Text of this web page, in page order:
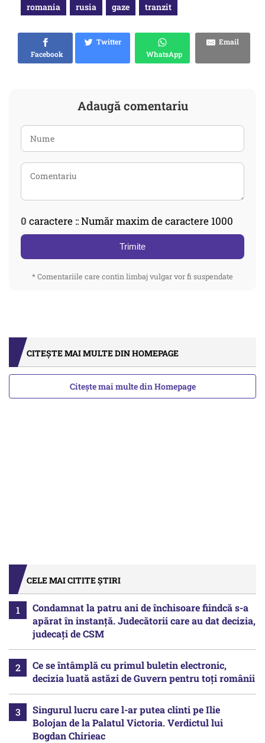
romania rusia gaze tranzit
Facebook
Twitter
WhatsApp
Email
Adaugă comentariu
0 caractere :: Număr maxim de caractere 1000
Trimite
* Comentariile care contin limbaj vulgar vor fi suspendate
CITEȘTE MAI MULTE DIN HOMEPAGE
Citește mai multe din Homepage
CELE MAI CITITE ȘTIRI
Condamnat la patru ani de închisoare fiindcă s-a
apărat în instanță. Judecătorii care au dat decizia,
judecați de CSM
Ce se întâmplă cu primul buletin electronic,
decizia luată astăzi de Guvern pentru toți românii
Singurul lucru care l-ar putea clinti pe Ilie
Bolojan de la Palatul Victoria. Verdictul lui
Bogdan Chirieac